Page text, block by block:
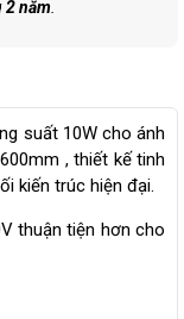
2 năm
suất 10W cho ánh
, thiết kế tinh
kiến trúc hiện đại.
thuận tiện hơn cho